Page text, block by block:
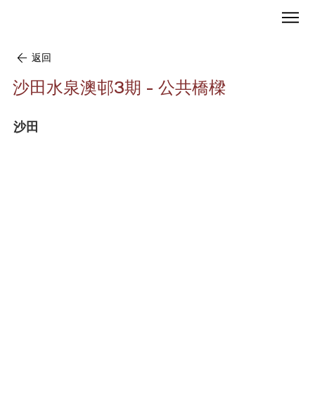
返回
沙田水泉澳邨3期 - 公共橋樑
沙田